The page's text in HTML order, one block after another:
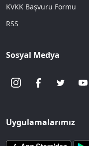
KVKK Başvuru Formu
RSS
Sosyal Medya
Uygulamalarımız